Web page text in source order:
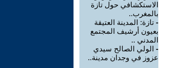
الاستكشافي حول تازة
بالمغرب..
- تازة: المدينة العتيقة
بعيون أرشيف المجتمع
المدني ..
- الولي الصالح سيدي
عزوز في وجدان مدينة..